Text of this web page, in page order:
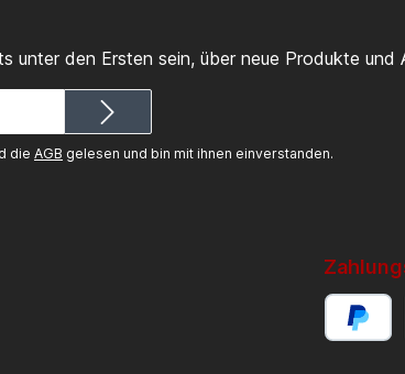
unter den Ersten sein, über neue Produkte
die AGB gelesen und bin mit ihnen einverstanden.